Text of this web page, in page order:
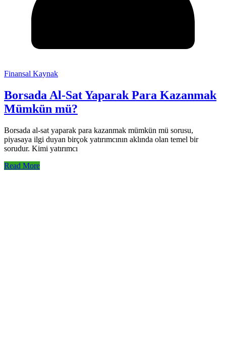
Finansal Kaynak
Borsada Al-Sat Yaparak Para Kazanmak
Mümkün mü?
Borsada al-sat yaparak para kazanmak mümkün mü sorusu,
piyasaya ilgi duyan birçok yatırımcının aklında olan temel bir
sorudur. Kimi yatırımcı
Read More